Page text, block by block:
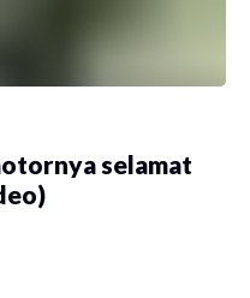
selamat